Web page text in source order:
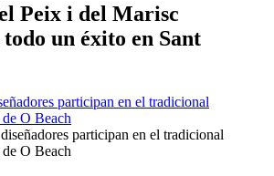
Peix i del Marisc
todo un éxito en Sant
participan en el tradicional
O Beach